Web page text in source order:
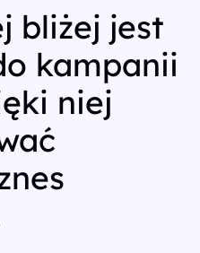
bliżej jest
kampanii
niej